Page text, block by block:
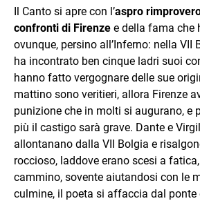
Il Canto si apre con l’aspro
confronti di Firenze e della fama che
ovunque, persino all’Inferno: nella VII
ha incontrato ben cinque ladri suoi
hanno fatto vergognare delle sue
mattino sono veritieri, allora Firenze
punizione che in molti si augurano, e
più il castigo sarà grave. Dante e
allontanano dalla VII Bolgia e
roccioso, laddove erano scesi a
cammino, sovente aiutandosi con le
culmine, il poeta si affaccia dal ponte